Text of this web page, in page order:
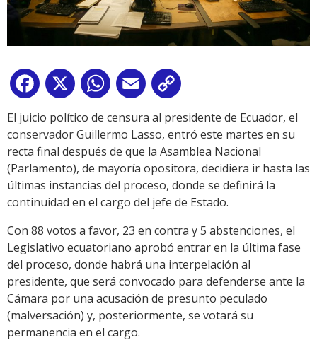
Facebook
X WhatsApp
Email
Link
El juicio político de censura al presidente de Ecuador, el
conservador Guillermo Lasso, entró este martes en su
recta final después de que la Asamblea Nacional
(Parlamento), de mayoría opositora, decidiera ir hasta las
últimas instancias del proceso, donde se definirá la
continuidad en el cargo del jefe de Estado.
Con 88 votos a favor, 23 en contra y 5 abstenciones, el
Legislativo ecuatoriano aprobó entrar en la última fase
del proceso, donde habrá una interpelación al
presidente, que será convocado para defenderse ante la
Cámara por una acusación de presunto peculado
(malversación) y, posteriormente, se votará su
permanencia en el cargo.